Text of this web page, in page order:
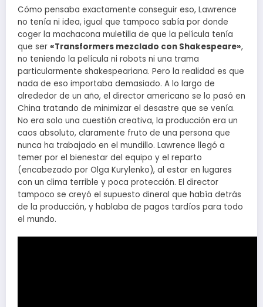
Cómo pensaba exactamente conseguir eso, Lawrence
no tenía ni idea, igual que tampoco sabía por donde
coger la machacona muletilla de que la película tenía
que ser «Transformers mezclado con Shakespeare»,
no teniendo la película ni robots ni una trama
particularmente shakespeariana. Pero la realidad es que
nada de eso importaba demasiado. A lo largo de
alrededor de un año, el director americano se lo pasó en
China tratando de minimizar el desastre que se venía.
No era solo una cuestión creativa, la producción era un
caos absoluto, claramente fruto de una persona que
nunca ha trabajado en el mundillo. Lawrence llegó a
temer por el bienestar del equipo y el reparto
(encabezado por Olga Kurylenko), al estar en lugares
con un clima terrible y poca protección. El director
tampoco se creyó el supuesto dineral que había detrás
de la producción, y hablaba de pagos tardíos para todo
el mundo.